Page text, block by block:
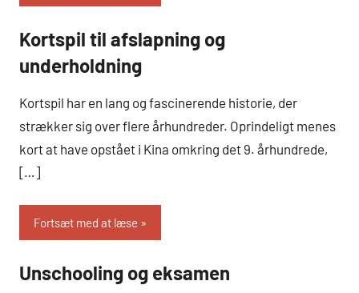
Hobby
og Dyr
Kortspil til afslapning og
underholdning
Kortspil har en lang og fascinerende historie, der
strækker sig over flere århundreder. Oprindeligt menes
kort at have opstået i Kina omkring det 9. århundrede,
[…]
Fortsæt med at læse
Hobby
Unschooling og eksamen